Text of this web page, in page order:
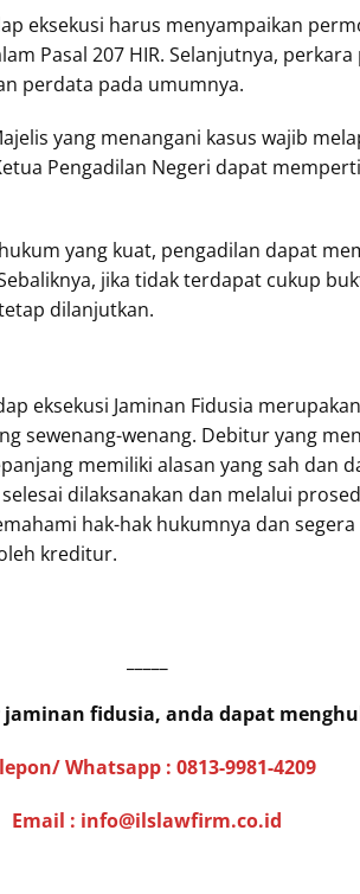
eksekusi harus menyampaikan
Pasal 207 HIR. Selanjutnya,
perdata pada umumnya.
yang menangani kasus wajib
Pengadilan Negeri dapat
yang kuat, pengadilan dapat
jika tidak terdapat cukup
dilanjutkan.
eksekusi Jaminan Fidusia
sewenang-wenang. Debitur yang
memiliki alasan yang sah dan
dilaksanakan dan melalui
hak-hak hukumnya dan
kreditur.
fidusia, anda dapat
Whatsapp : 0813-9981-4209
Email : info@ilslawfirm.co.id